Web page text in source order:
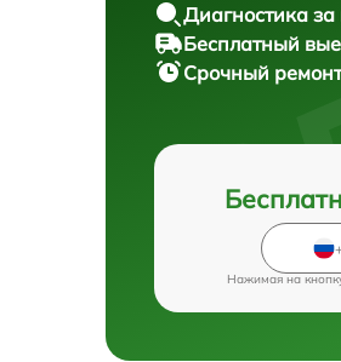
Диагностика за
Бесплатный
Срочный
Нажимая на